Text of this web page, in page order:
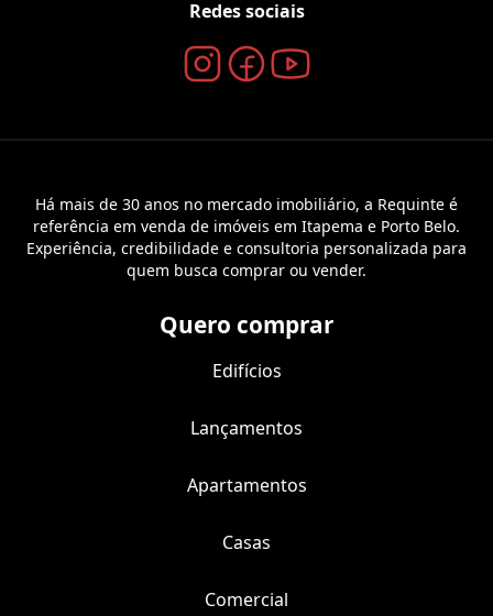
Redes sociais
Há mais de 30 anos no mercado imobiliário, a Requinte é
referência em venda de imóveis em Itapema e Porto Belo.
Experiência, credibilidade e consultoria personalizada para
quem busca comprar ou vender.
Quero comprar
Edifícios
Lançamentos
Apartamentos
Casas
Comercial